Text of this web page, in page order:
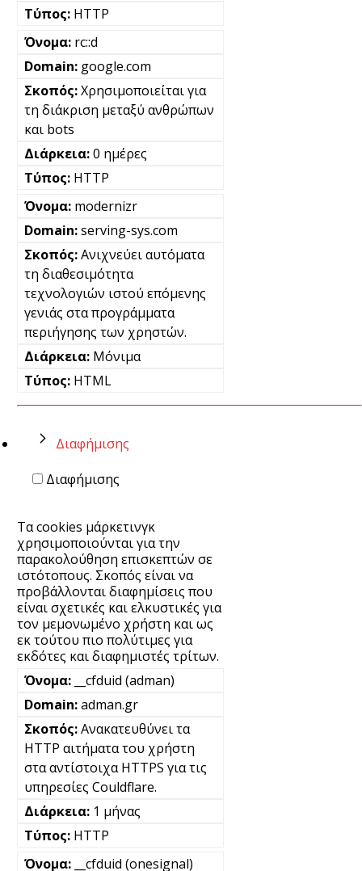
HTTP
rc::d
google.com
Χρησιμοποιείται για
τη διάκριση μεταξύ ανθρώπων
και bots
0 ημέρες
HTTP
modernizr
serving-sys.com
Ανιχνεύει αυτόματα
τη διαθεσιμότητα
τεχνολογιών ιστού επόμενης
γενιάς στα προγράμματα
περιήγησης των χρηστών.
Μόνιμα
HTML
Διαφήμισης
Διαφήμισης
Τα cookies μάρκετινγκ
χρησιμοποιούνται για την
παρακολούθηση επισκεπτών σε
ιστότοπους. Σκοπός είναι να
προβάλλονται διαφημίσεις που
είναι σχετικές και ελκυστικές για
τον μεμονωμένο χρήστη και ως
εκ τούτου πιο πολύτιμες για
εκδότες και διαφημιστές τρίτων.
__cfduid (adman)
adman.gr
Ανακατευθύνει τα
HTTP αιτήματα του χρήστη
στα αντίστοιχα HTTPS για τις
υπηρεσίες Couldflare.
1 μήνας
HTTP
__cfduid (onesignal)